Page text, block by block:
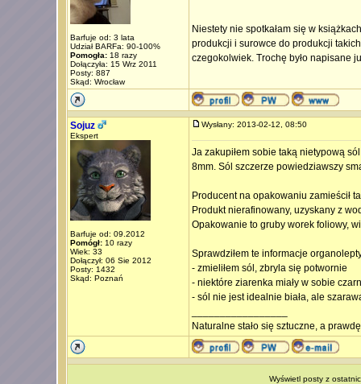
Barfuje od: 3 lata
Udział BARFa: 90-100%
Pomogła:18 razy
Dołączyła: 15 Wrz 2011
Posty: 887
Skąd: Wrocław
Niestety nie spotkałam się w
produkcji i surowce do produkcji
czegokolwiek. Trochę było napisane
Sojuz
Ekspert
Barfuje od: 09.2012
Pomógł:10 razy
Wiek: 33
Dołączył: 06 Sie 2012
Posty: 1432
Skąd: Poznań
Wysłany: 2013-02-12, 08:50
Ja zakupiłem sobie taką nietypową
8mm. Sól szczerze powiedziawszy
Producent na opakowaniu zamieścił
Produkt nierafinowany, uzyskany z
Opakowanie to gruby worek foliowy,
Sprawdziłem te informacje
- zmieliłem sól, zbryla się potwornie
- niektóre ziarenka miały w sobie
- sól nie jest idealnie biała, ale
Naturalne stało się sztuczne, a
Wyświetl posty z